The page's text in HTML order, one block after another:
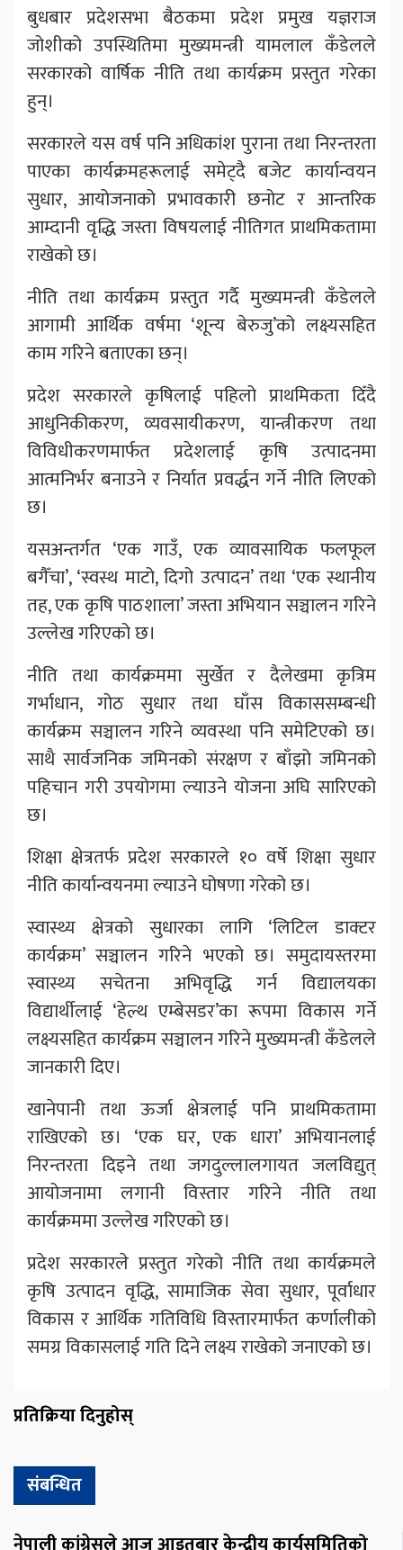
बुधबार प्रदेशसभा बैठकमा प्रदेश प्रमुख यज्ञराज
जोशीको उपस्थितिमा मुख्यमन्त्री यामलाल कँडेलले
सरकारको वार्षिक नीति तथा कार्यक्रम प्रस्तुत गरेका
हुन्।
सरकारले यस वर्ष पनि अधिकांश पुराना तथा निरन्तरता
पाएका कार्यक्रमहरूलाई समेट्दै बजेट कार्यान्वयन
सुधार, आयोजनाको प्रभावकारी छनोट र आन्तरिक
आम्दानी वृद्धि जस्ता विषयलाई नीतिगत प्राथमिकतामा
राखेको छ।
नीति तथा कार्यक्रम प्रस्तुत गर्दै मुख्यमन्त्री कँडेलले
आगामी आर्थिक वर्षमा ‘शून्य बेरुजु’को लक्ष्यसहित
काम गरिने बताएका छन्।
प्रदेश सरकारले कृषिलाई पहिलो प्राथमिकता दिँदै
आधुनिकीकरण, व्यवसायीकरण, यान्त्रीकरण तथा
विविधीकरणमार्फत प्रदेशलाई कृषि उत्पादनमा
आत्मनिर्भर बनाउने र निर्यात प्रवर्द्धन गर्ने नीति लिएको
छ।
यसअन्तर्गत ‘एक गाउँ, एक व्यावसायिक फलफूल
बगैँचा’, ‘स्वस्थ माटो, दिगो उत्पादन’ तथा ‘एक स्थानीय
तह, एक कृषि पाठशाला’ जस्ता अभियान सञ्चालन गरिने
उल्लेख गरिएको छ।
नीति तथा कार्यक्रममा सुर्खेत र दैलेखमा कृत्रिम
गर्भाधान, गोठ सुधार तथा घाँस विकाससम्बन्धी
कार्यक्रम सञ्चालन गरिने व्यवस्था पनि समेटिएको छ।
साथै सार्वजनिक जमिनको संरक्षण र बाँझो जमिनको
पहिचान गरी उपयोगमा ल्याउने योजना अघि सारिएको
छ।
शिक्षा क्षेत्रतर्फ प्रदेश सरकारले १० वर्षे शिक्षा सुधार
नीति कार्यान्वयनमा ल्याउने घोषणा गरेको छ।
स्वास्थ्य क्षेत्रको सुधारका लागि ‘लिटिल डाक्टर
कार्यक्रम’ सञ्चालन गरिने भएको छ। समुदायस्तरमा
स्वास्थ्य सचेतना अभिवृद्धि गर्न विद्यालयका
विद्यार्थीलाई ‘हेल्थ एम्बेसडर’का रूपमा विकास गर्ने
लक्ष्यसहित कार्यक्रम सञ्चालन गरिने मुख्यमन्त्री कँडेलले
जानकारी दिए।
खानेपानी तथा ऊर्जा क्षेत्रलाई पनि प्राथमिकतामा
राखिएको छ। ‘एक घर, एक धारा’ अभियानलाई
निरन्तरता दिइने तथा जगदुल्लालगायत जलविद्युत्
आयोजनामा लगानी विस्तार गरिने नीति तथा
कार्यक्रममा उल्लेख गरिएको छ।
प्रदेश सरकारले प्रस्तुत गरेको नीति तथा कार्यक्रमले
कृषि उत्पादन वृद्धि, सामाजिक सेवा सुधार, पूर्वाधार
विकास र आर्थिक गतिविधि विस्तारमार्फत कर्णालीको
समग्र विकासलाई गति दिने लक्ष्य राखेको जनाएको छ।
प्रतिक्रिया दिनुहोस्
संबन्धित